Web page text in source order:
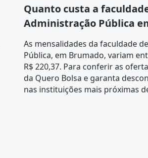
Quanto custa a
Administração Pública
As mensalidades da faculdade
Pública, em Brumado, variam
R$ 220,37. Para conferir as
da Quero Bolsa e garanta
nas instituições mais próximas